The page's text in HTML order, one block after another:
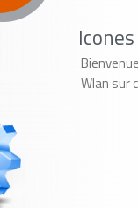
Wlan sur